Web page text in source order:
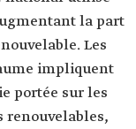
la part
Les
impliquent
portée sur les
renouvelables,